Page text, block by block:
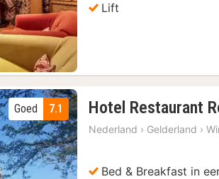
Lift
7.1
Goed Hotel Restaurant
Nederland › Gelderland ›
Bed & Breakfast in